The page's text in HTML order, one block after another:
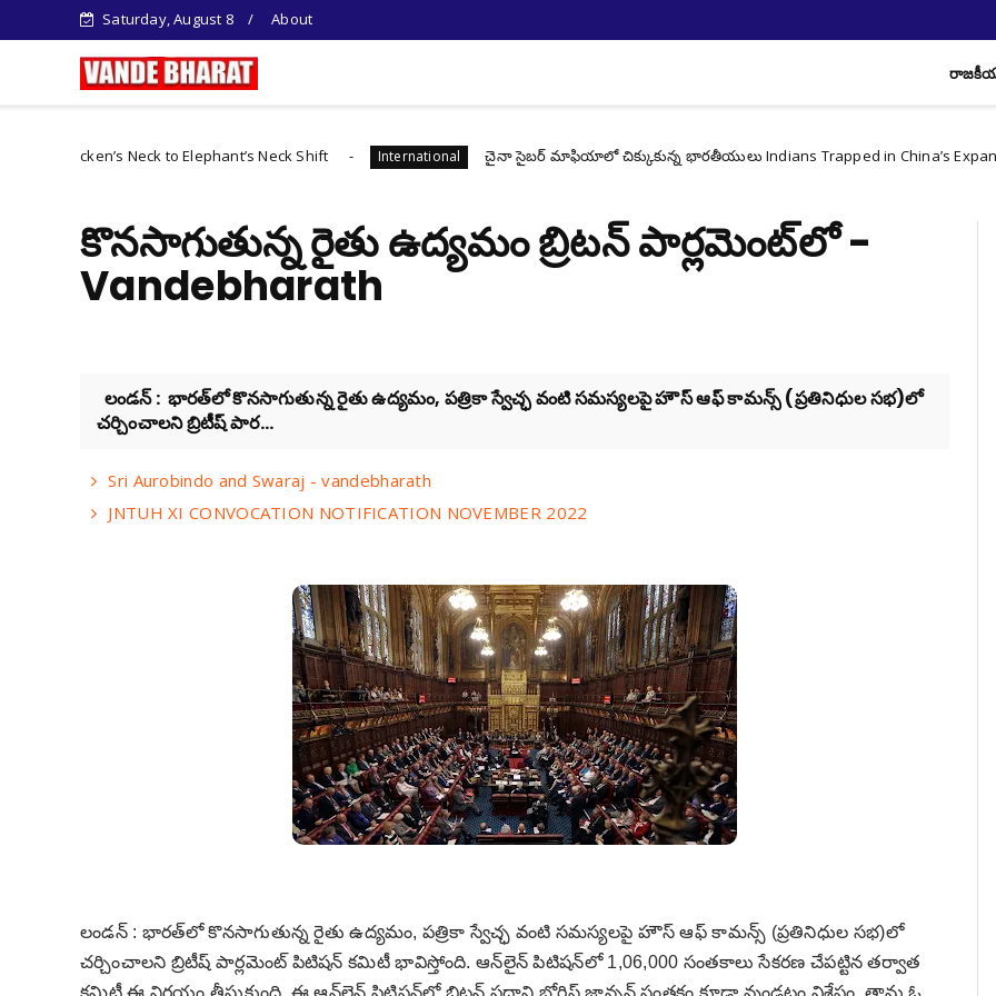
Saturday, August 8 About
Neck to Elephant’s Neck Shift International చైనా సైబర్ మాఫియాలో చిక్కుకున్న భారతీయులు Indians Trapped in China’s Expanding Cyber
కొనసాగుతున్న రైతు ఉద్యమం బ్రిటన్‌ పార్లమెంట్‌లో -
Vandebharath
లండన్‌ : భారత్‌లో కొనసాగుతున్న రైతు ఉద్యమం, పత్రికా స్వేచ్ఛ వంటి సమస్యలపై హౌస్‌ ఆఫ్‌ కామన్స్‌ (ప్రతినిధుల సభ)లో
చర్చించాలని బ్రిటీష్‌ పార...
Sri Aurobindo and Swaraj - vandebharath
JNTUH XI CONVOCATION NOTIFICATION NOVEMBER 2022
లండన్‌ : భారత్‌లో కొనసాగుతున్న రైతు ఉద్యమం, పత్రికా స్వేచ్ఛ వంటి సమస్యలపై హౌస్‌ ఆఫ్‌ కామన్స్‌ (ప్రతినిధుల సభ)లో
చర్చించాలని బ్రిటీష్‌ పార్లమెంట్‌ పిటిషన్‌ కమిటీ భావిస్తోంది. ఆన్‌లైన్‌ పిటిషన్‌లో 1,06,000 సంతకాలు సేకరణ చేపట్టిన తర్వాత
కమిటీ ఈ నిర్ణయం తీసుకుంది. ఈ ఆన్‌లైన్‌ పిటిషన్‌లో బ్రిటన్‌ ప్రధాని బోరిస్‌ జాన్సన్‌ సంతకం కూడా వుండటం విశేషం. తాను ఓ